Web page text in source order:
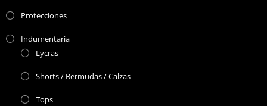
Protecciones
Indumentaria
Lycras
Shorts / Bermudas / Calzas
Tops